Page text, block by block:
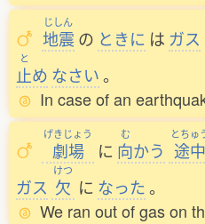
じしん
地震 の ときに は ガス
と
止め なさい。
In case of an
げきじょう
劇場 に
む
向かう
とちゅ
途中
ガス
けつ
欠 に なった。
We ran out of gas on